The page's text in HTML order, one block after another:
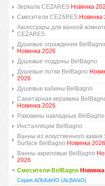
Зеркала CEZARES Новинка
Смесители CEZARES Новинка
Аксессуары для ванной
CEZARES
Душевые ограждения BelBagno
Новинка 2026
Душевые поддоны BelBagno
Душевые лотки BelBagno
2026
Душевые кабины BelBagno
Санитарная керамика
Новинка 2026
Раковины накладные BelBagno
Инсталляции BelBagno
Ванны из искуственного камня
Surface BelBagno Новинка 2026
Ванны акриловые BelBagno
2026
Смесители BelBagno
Серия АЛЬБАНО (ALBANO)